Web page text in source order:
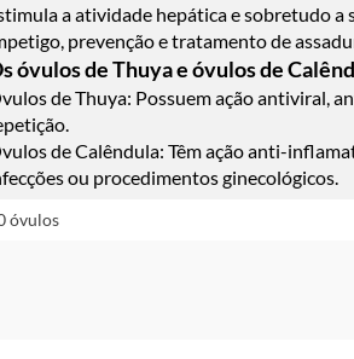
a atividade hepática e sobretudo a
prevenção e tratamento de
óvulos de Thuya e óvulos de
de Thuya: Possuem ação antiviral,
de Calêndula: Têm ação anti-
ou procedimentos ginecológicos.
óvulos